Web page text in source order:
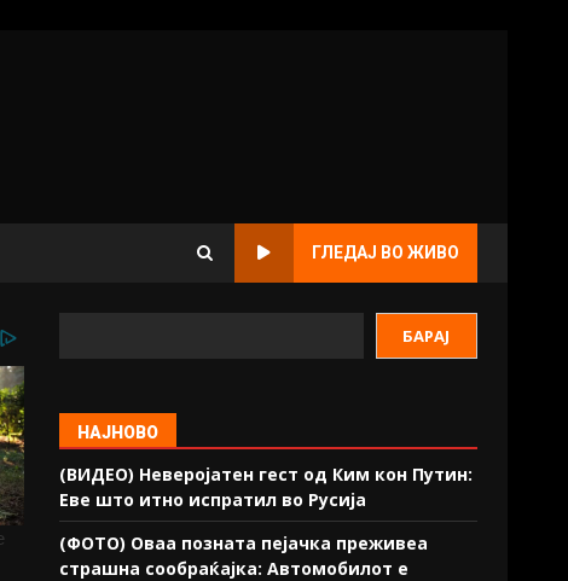
ГЛЕДАЈ ВО ЖИВО
БАРАЈ
НАЈНОВО
(ВИДЕО) Неверојатен гест од Ким кон Путин:
Еве што итно испратил во Русија
(ФОТО) Оваа позната пејачка преживеа
страшна сообраќајка: Автомобилот е